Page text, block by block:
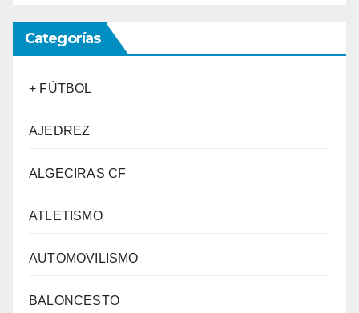
Categorías
+ FÚTBOL
AJEDREZ
ALGECIRAS CF
ATLETISMO
AUTOMOVILISMO
BALONCESTO